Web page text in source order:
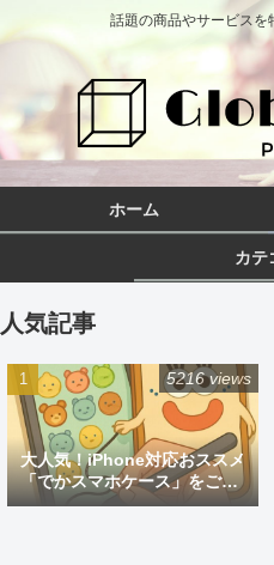
話題の商品やサービス
ホーム
カテ
人気記事
大人気！iPhone対応おススメ
「でかスマホケース」をご紹
介
5216 views